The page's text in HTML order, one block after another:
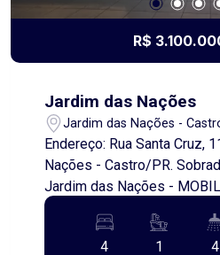
R$
Jardim das Nações
Jardim das Nações -
Endereço: Rua Santa Cruz,
Nações - Castro/PR. Sobrado de Alto Padrão no
Jardim das Nações - MOBILIADO
este deslumbrante sobrado
prestigiado bairro Jardim
para oferecer o máximo de
4 1 4